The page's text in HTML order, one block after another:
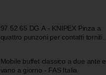
97 52 65 DG A - KNIPEX Pinza a
quattro punzoni per contatti torniti
Mobile buffet classico a due ante e
vano a giorno - FAS Italia